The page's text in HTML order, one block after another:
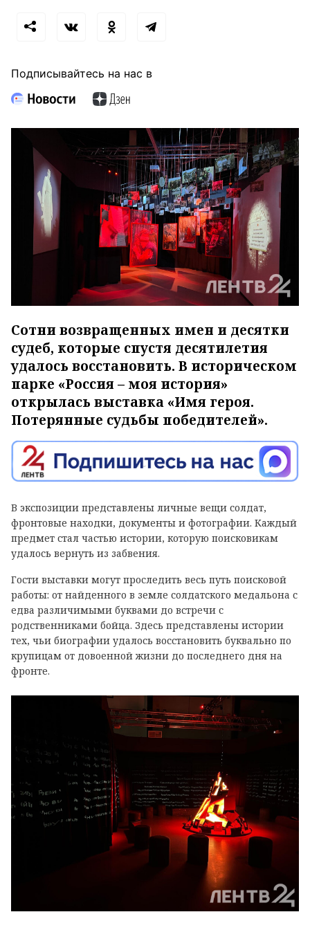
Подписывайтесь на нас в
Сотни возвращенных имен и десятки
судеб, которые спустя десятилетия
удалось восстановить. В историческом
парке «Россия – моя история»
открылась выставка «Имя героя.
Потерянные судьбы победителей».
В экспозиции представлены личные вещи солдат,
фронтовые находки, документы и фотографии. Каждый
предмет стал частью истории, которую поисковикам
удалось вернуть из забвения.
Гости выставки могут проследить весь путь поисковой
работы: от найденного в земле солдатского медальона с
едва различимыми буквами до встречи с
родственниками бойца. Здесь представлены истории
тех, чьи биографии удалось восстановить буквально по
крупицам от довоенной жизни до последнего дня на
фронте.